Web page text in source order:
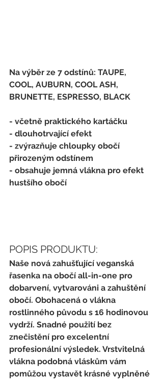
Na výběr ze 7 odstínů: TAUPE,
COOL, AUBURN, COOL ASH,
BRUNETTE, ESPRESSO, BLACK
- včetně praktického kartáčku
- dlouhotrvající efekt
- zvýrazňuje chloupky obočí
přirozeným odstínem
- obsahuje jemná vlákna pro efekt
hustšího obočí
POPIS PRODUKTU:
Naše nová zahušťující veganská
řasenka na obočí all-in-one pro
dobarvení, vytvarováni a zahuštění
obočí. Obohacená o vlákna
rostlinného původu s 16 hodinovou
vydrží. Snadné použití bez
znečistění pro excelentní
profesionální výsledek. Vrstvitelná
vlákna podobná vláskům vám
pomůžou vystavět krásné vyplněné